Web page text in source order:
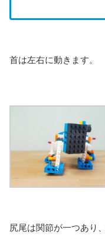
首は左右に動きます。
尻尾は関節が一つあり